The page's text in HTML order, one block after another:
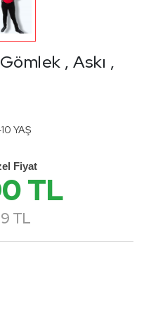
, Askı ,
YAŞ
Fiyat
TL
TL